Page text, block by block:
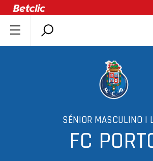
SOBRE A FPB
ASSOCIAÇÕESSÉNIOR MASCULINO |
FC